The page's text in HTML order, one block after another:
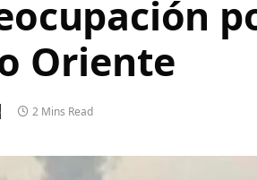
Oriente
2 Mins Read